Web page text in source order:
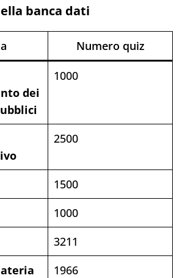
banca dati
Numero quiz
dei
1000
2500
1500
1000
3211
1966